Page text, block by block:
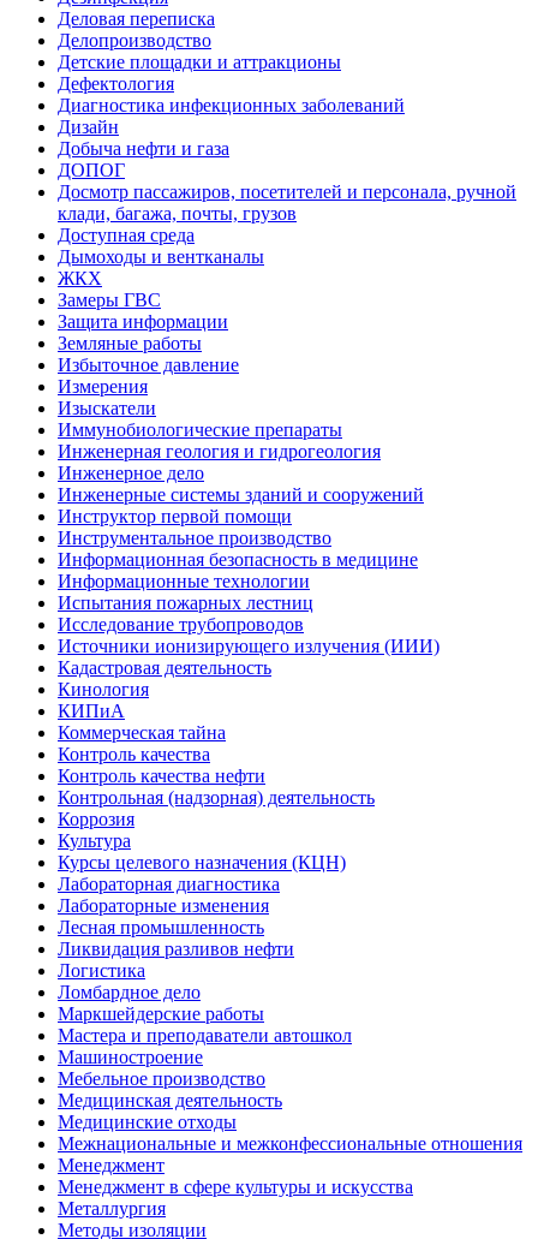
Деловая переписка
Делопроизводство
Детские площадки и аттракционы
Дефектология
Диагностика инфекционных заболеваний
Дизайн
Добыча нефти и газа
ДОПОГ
Досмотр пассажиров, посетителей и персонала, ручной
клади, багажа, почты, грузов
Доступная среда
Дымоходы и вентканалы
ЖКХ
Замеры ГВС
Защита информации
Земляные работы
Избыточное давление
Измерения
Изыскатели
Иммунобиологические препараты
Инженерная геология и гидрогеология
Инженерное дело
Инженерные системы зданий и сооружений
Инструктор первой помощи
Инструментальное производство
Информационная безопасность в медицине
Информационные технологии
Испытания пожарных лестниц
Исследование трубопроводов
Источники ионизирующего излучения (ИИИ)
Кадастровая деятельность
Кинология
КИПиА
Коммерческая тайна
Контроль качества
Контроль качества нефти
Контрольная (надзорная) деятельность
Коррозия
Культура
Курсы целевого назначения (КЦН)
Лабораторная диагностика
Лабораторные изменения
Лесная промышленность
Ликвидация разливов нефти
Логистика
Ломбардное дело
Маркшейдерские работы
Мастера и преподаватели автошкол
Машиностроение
Мебельное производство
Медицинская деятельность
Медицинские отходы
Межнациональные и межконфессиональные отношения
Менеджмент
Менеджмент в сфере культуры и искусства
Металлургия
Методы изоляции